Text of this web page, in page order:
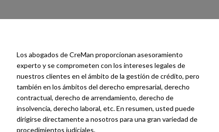
Los abogados de CreMan proporcionan asesoramiento
experto y se comprometen con los intereses legales de
nuestros clientes en el ámbito de la gestión de crédito, pero
también en los ámbitos del derecho empresarial, derecho
contractual, derecho de arrendamiento, derecho de
insolvencia, derecho laboral, etc. En resumen, usted puede
dirigirse directamente a nosotros para una gran variedad de
procedimientos judiciales.